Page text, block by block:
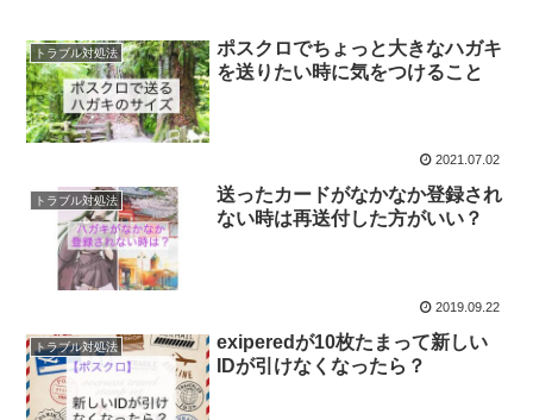
トラブル対処法
ポスクロでちょっと大きなハガキ
を送りたい時に気をつけること
2021.07.02
トラブル対処法
送ったカードがなかなか登録され
ない時は再送付した方がいい？
2019.09.22
トラブル対処法
exiperedが10枚たまって新しい
IDが引けなくなったら？